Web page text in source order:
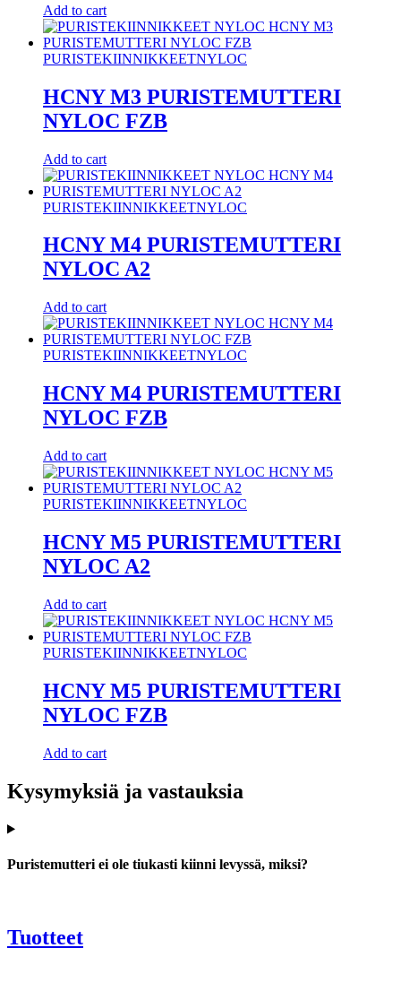
Add to cart
PURISTEKIINNIKKEETNYLOC
HCNY M3 PURISTEMUTTERI
NYLOC FZB
Add to cart
PURISTEKIINNIKKEETNYLOC
HCNY M4 PURISTEMUTTERI
NYLOC A2
Add to cart
PURISTEKIINNIKKEETNYLOC
HCNY M4 PURISTEMUTTERI
NYLOC FZB
Add to cart
PURISTEKIINNIKKEETNYLOC
HCNY M5 PURISTEMUTTERI
NYLOC A2
Add to cart
PURISTEKIINNIKKEETNYLOC
HCNY M5 PURISTEMUTTERI
NYLOC FZB
Add to cart
Kysymyksiä ja vastauksia
Puristemutteri ei ole tiukasti kiinni levyssä, miksi?
Tuotteet